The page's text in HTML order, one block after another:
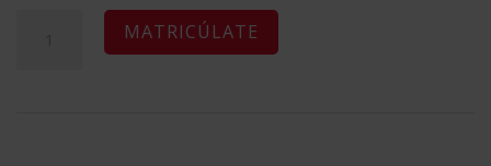
Universitario
MATRICÚLATE